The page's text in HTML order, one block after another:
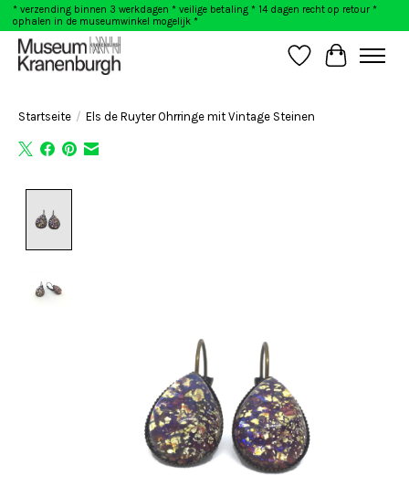
* verzending binnen 3 werkdagen * veilige betaling * 14 dagen recht op retour *
ophalen in de museumwinkel mogelijk *
Wunschzettel
Ihr
Startseite / Els de Ruyter Ohrringe mit Vintage Steinen